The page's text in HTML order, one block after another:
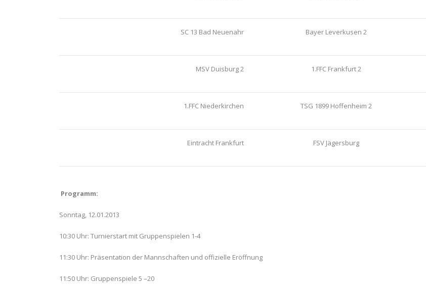
SC 13 Bad Neuenahr Bayer Leverkusen 2
MSV Duisburg 2 1.FFC Frankfurt 2
1.FFC Niederkirchen TSG 1899 Hoffenheim 2
Eintracht Frankfurt FSV Jägersburg
Programm:
Sonntag, 12.01.2013
10:30 Uhr: Turnierstart mit Gruppenspielen 1-4
11:30 Uhr: Präsentation der Mannschaften und offizielle Eröffnung
11:50 Uhr: Gruppenspiele 5 –20